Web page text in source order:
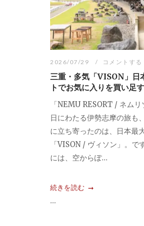
2026/07/29 コメントする
三重・多気「VISON」日
トでお気に入りを買い足
「NEMU RESORT / ネム
日にわたる伊勢志摩の旅も
に立ち寄ったのは、日本最
「VISON / ヴィソン」。
には、空からぽ...
続きを読む
...